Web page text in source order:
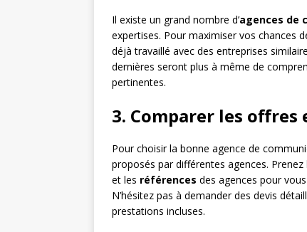
Il existe un grand nombre d’agences de
expertises. Pour maximiser vos chances
déjà travaillé avec des entreprises
dernières seront plus à même de
pertinentes.
3. Comparer les offres
Pour choisir la bonne agence de
proposés par différentes agences. Prenez
et les références des agences pour
N’hésitez pas à demander des devis
prestations incluses.